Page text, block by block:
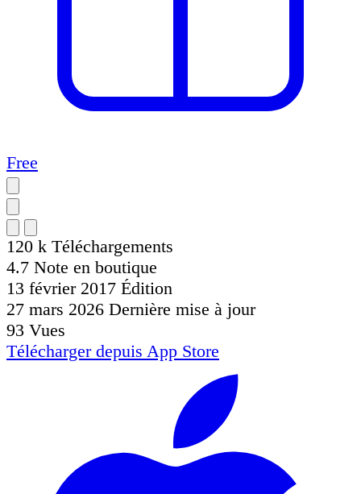
Free
120 k Téléchargements
4.7 Note en boutique
13 février 2017 Édition
27 mars 2026 Dernière mise à jour
93 Vues
Télécharger depuis App Store